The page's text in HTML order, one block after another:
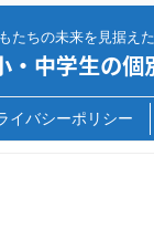
たちの未来を見据え
・中学生の
イバシーポリシー